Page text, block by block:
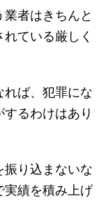
者はきちんと
ている厳しく
れば、犯罪にな
るわけはあり
り込まないな
実績を積み上げ